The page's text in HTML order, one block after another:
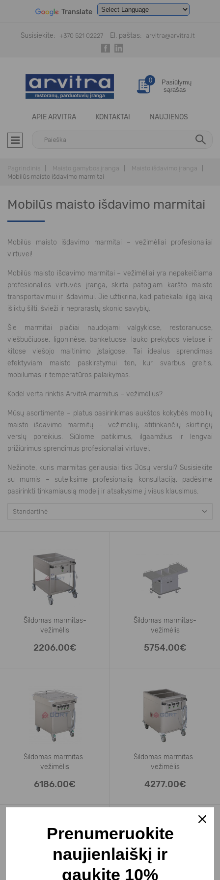
Translate
Susisiekite:
+370 521 02227 El. paštas: arvitra@arvitra.lt
APIE ARVITRA KONTAKTAI NAUJIENOS
0
Pasiūlymų
sąrašas
Pagrindinis Maisto gamybos įranga
Maisto išdavimo įranga
Mobilūs maisto išdavimo marmitai
Mobilūs maisto išdavimo marmitai
Mobilūs maisto išdavimo marmitai – vežimėliai profesionaliai
virtuvei!
Mobilūs maisto išdavimo marmitai – vežimėliai yra nepakeičiama
profesionalios virtuvės įranga, skirta patogiam karšto maisto
transportavimui ir išdavimui. Jie užtikrina, kad patiekalai ilgą laiką
išliktų šilti, švieži ir neprarastų skonio savybių.
Šie marmitai plačiai naudojami valgyklose, restoranuose,
viešbučiuose, ligoninėse, banketuose, lauko prekybos vietose ir
kitose viešojo maitinimo įstaigose. Tai idealus sprendimas
efektyviam maisto paskirstymui ten, kur svarbus greitis,
mobilumas ir temperatūros palaikymas.
Kodėl verta rinktis ArvitrA marmitus – vežimėlius?
Mūsų asortimente – platus pasirinkimas aukštos kokybės mobilių
maisto išdavimo marmitų – vežimėlių, atitinkančių skirtingų
verslų poreikius. Siūlome patikimus, ilgaamžius ir lengvai
prižiūrimus sprendimus profesionaliai virtuvei.
Nežinote, kuris marmitas geriausiai tiks Jūsų verslui? Susisiekite
su mumis – suteiksime profesionalią konsultaciją, padėsime
pasirinkti tinkamiausią modelį ir atsakysime į visus klausimus.
Šildomas marmitas-
vežimėlis
2206.00€
Šildomas marmitas-
vežimėlis
5754.00€
Šildomas marmitas-
vežimėlis
6186.00€
Šildomas marmitas-
vežimėlis
4277.00€
Prenumeruokite
naujienlaiškį ir
gaukite 10%